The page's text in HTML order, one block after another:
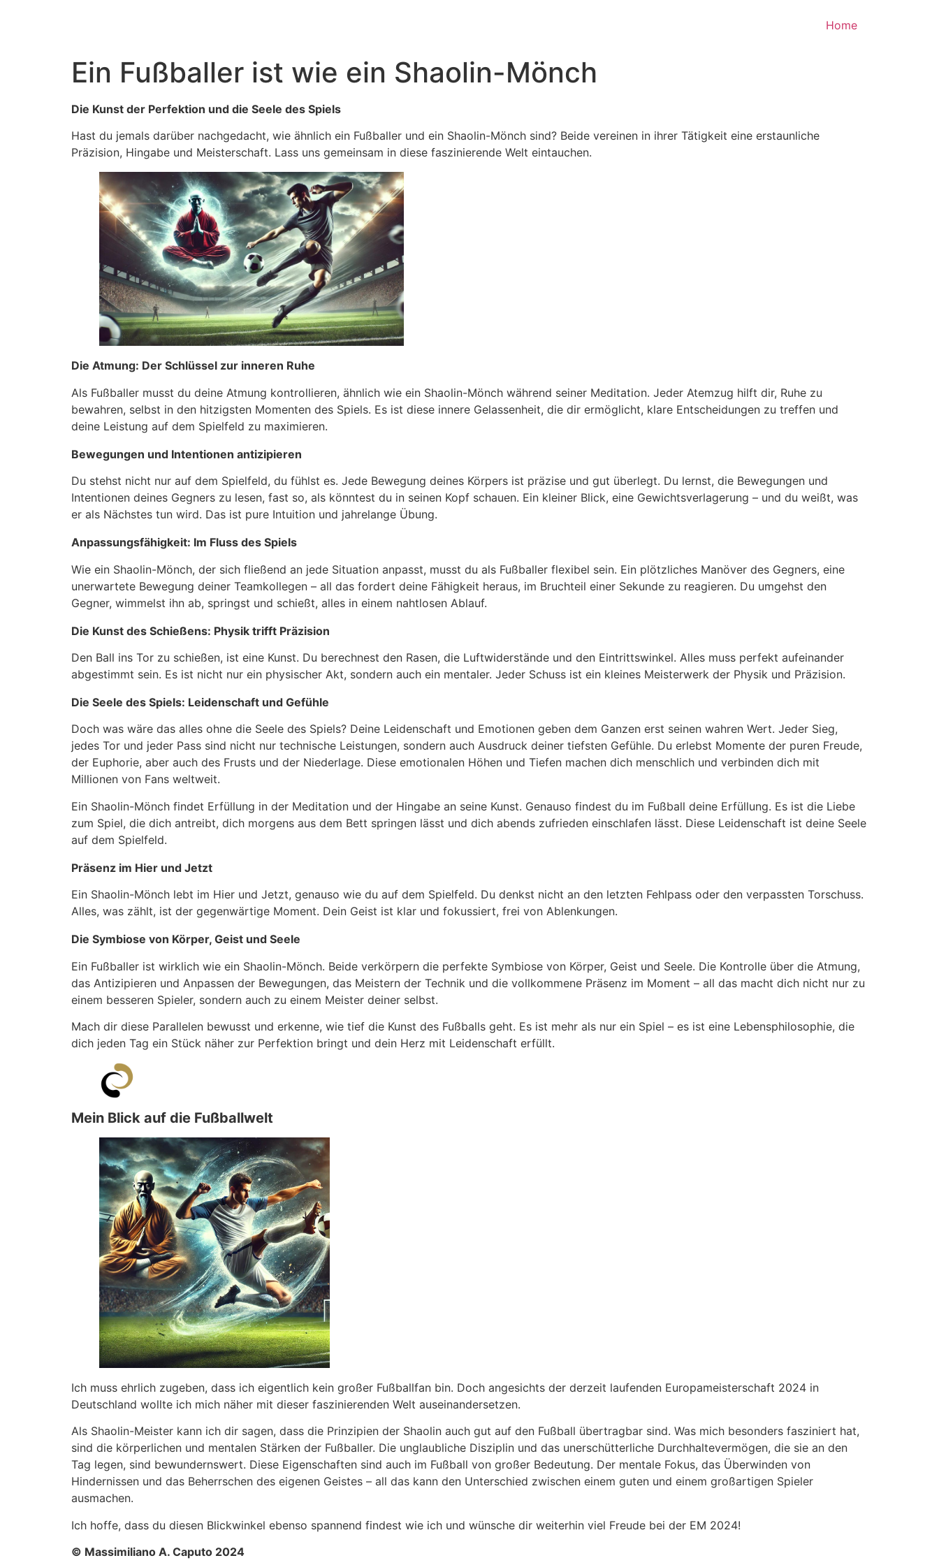
Home
Ein Fußballer ist wie ein Shaolin-Mönch
Die Kunst der Perfektion und die Seele des Spiels
Hast du jemals darüber nachgedacht, wie ähnlich ein Fußballer und ein Shaolin-Mönch sind? Beide vereinen in ihrer Tätigkeit eine erstaunliche
Präzision, Hingabe und Meisterschaft. Lass uns gemeinsam in diese faszinierende Welt eintauchen.
Die Atmung: Der Schlüssel zur inneren Ruhe
Als Fußballer musst du deine Atmung kontrollieren, ähnlich wie ein Shaolin-Mönch während seiner Meditation. Jeder Atemzug hilft dir, Ruhe zu
bewahren, selbst in den hitzigsten Momenten des Spiels. Es ist diese innere Gelassenheit, die dir ermöglicht, klare Entscheidungen zu treffen und
deine Leistung auf dem Spielfeld zu maximieren.
Bewegungen und Intentionen antizipieren
Du stehst nicht nur auf dem Spielfeld, du fühlst es. Jede Bewegung deines Körpers ist präzise und gut überlegt. Du lernst, die Bewegungen und
Intentionen deines Gegners zu lesen, fast so, als könntest du in seinen Kopf schauen. Ein kleiner Blick, eine Gewichtsverlagerung – und du weißt, was
er als Nächstes tun wird. Das ist pure Intuition und jahrelange Übung.
Anpassungsfähigkeit: Im Fluss des Spiels
Wie ein Shaolin-Mönch, der sich fließend an jede Situation anpasst, musst du als Fußballer flexibel sein. Ein plötzliches Manöver des Gegners, eine
unerwartete Bewegung deiner Teamkollegen – all das fordert deine Fähigkeit heraus, im Bruchteil einer Sekunde zu reagieren. Du umgehst den
Gegner, wimmelst ihn ab, springst und schießt, alles in einem nahtlosen Ablauf.
Die Kunst des Schießens: Physik trifft Präzision
Den Ball ins Tor zu schießen, ist eine Kunst. Du berechnest den Rasen, die Luftwiderstände und den Eintrittswinkel. Alles muss perfekt aufeinander
abgestimmt sein. Es ist nicht nur ein physischer Akt, sondern auch ein mentaler. Jeder Schuss ist ein kleines Meisterwerk der Physik und Präzision.
Die Seele des Spiels: Leidenschaft und Gefühle
Doch was wäre das alles ohne die Seele des Spiels? Deine Leidenschaft und Emotionen geben dem Ganzen erst seinen wahren Wert. Jeder Sieg,
jedes Tor und jeder Pass sind nicht nur technische Leistungen, sondern auch Ausdruck deiner tiefsten Gefühle. Du erlebst Momente der puren Freude,
der Euphorie, aber auch des Frusts und der Niederlage. Diese emotionalen Höhen und Tiefen machen dich menschlich und verbinden dich mit
Millionen von Fans weltweit.
Ein Shaolin-Mönch findet Erfüllung in der Meditation und der Hingabe an seine Kunst. Genauso findest du im Fußball deine Erfüllung. Es ist die Liebe
zum Spiel, die dich antreibt, dich morgens aus dem Bett springen lässt und dich abends zufrieden einschlafen lässt. Diese Leidenschaft ist deine Seele
auf dem Spielfeld.
Präsenz im Hier und Jetzt
Ein Shaolin-Mönch lebt im Hier und Jetzt, genauso wie du auf dem Spielfeld. Du denkst nicht an den letzten Fehlpass oder den verpassten Torschuss.
Alles, was zählt, ist der gegenwärtige Moment. Dein Geist ist klar und fokussiert, frei von Ablenkungen.
Die Symbiose von Körper, Geist und Seele
Ein Fußballer ist wirklich wie ein Shaolin-Mönch. Beide verkörpern die perfekte Symbiose von Körper, Geist und Seele. Die Kontrolle über die Atmung,
das Antizipieren und Anpassen der Bewegungen, das Meistern der Technik und die vollkommene Präsenz im Moment – all das macht dich nicht nur zu
einem besseren Spieler, sondern auch zu einem Meister deiner selbst.
Mach dir diese Parallelen bewusst und erkenne, wie tief die Kunst des Fußballs geht. Es ist mehr als nur ein Spiel – es ist eine Lebensphilosophie, die
dich jeden Tag ein Stück näher zur Perfektion bringt und dein Herz mit Leidenschaft erfüllt.
Mein Blick auf die Fußballwelt
Ich muss ehrlich zugeben, dass ich eigentlich kein großer Fußballfan bin. Doch angesichts der derzeit laufenden Europameisterschaft 2024 in
Deutschland wollte ich mich näher mit dieser faszinierenden Welt auseinandersetzen.
Als Shaolin-Meister kann ich dir sagen, dass die Prinzipien der Shaolin auch gut auf den Fußball übertragbar sind. Was mich besonders fasziniert hat,
sind die körperlichen und mentalen Stärken der Fußballer. Die unglaubliche Disziplin und das unerschütterliche Durchhaltevermögen, die sie an den
Tag legen, sind bewundernswert. Diese Eigenschaften sind auch im Fußball von großer Bedeutung. Der mentale Fokus, das Überwinden von
Hindernissen und das Beherrschen des eigenen Geistes – all das kann den Unterschied zwischen einem guten und einem großartigen Spieler
ausmachen.
Ich hoffe, dass du diesen Blickwinkel ebenso spannend findest wie ich und wünsche dir weiterhin viel Freude bei der EM 2024!
© Massimiliano A. Caputo 2024